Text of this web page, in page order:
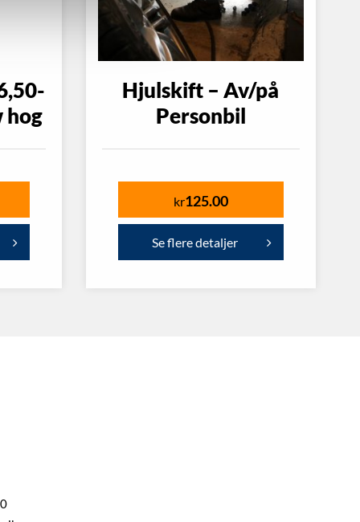
hog
Hjulskift – Av/på
Personbil
kr125.00
Se flere detaljer